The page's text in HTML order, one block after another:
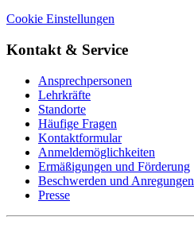
Cookie Einstellungen
Kontakt & Service
Ansprechpersonen
Lehrkräfte
Standorte
Häufige Fragen
Kontaktformular
Anmeldemöglichkeiten
Ermäßigungen und Förderung
Beschwerden und Anregungen
Presse